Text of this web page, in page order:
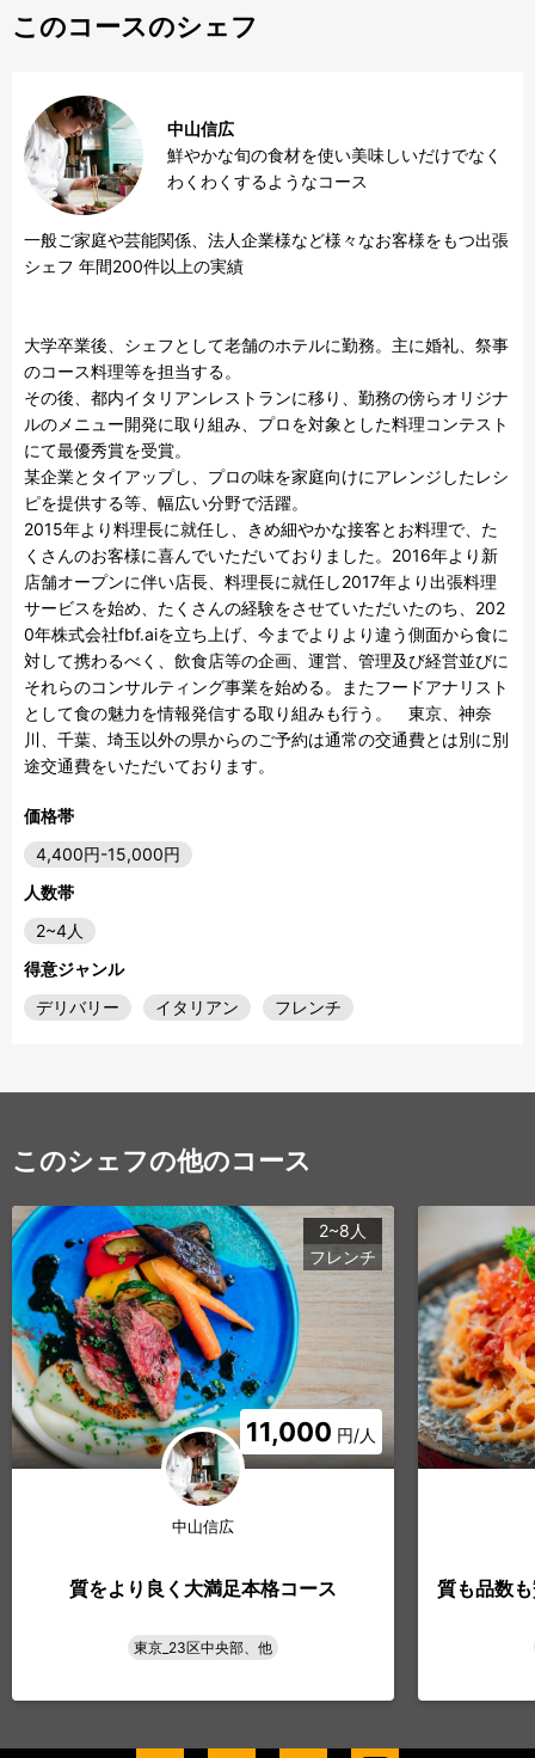
このコースのシェフ
中山信広
鮮やかな旬の食材を使い美味しいだけでなく
わくわくするようなコース
一般ご家庭や芸能関係、法人企業様など様々なお客様をもつ出張
シェフ 年間200件以上の実績
大学卒業後、シェフとして老舗のホテルに勤務。主に婚礼、祭事
のコース料理等を担当する。
その後、都内イタリアンレストランに移り、勤務の傍らオリジナ
ルのメニュー開発に取り組み、プロを対象とした料理コンテスト
にて最優秀賞を受賞。
某企業とタイアップし、プロの味を家庭向けにアレンジしたレシ
ピを提供する等、幅広い分野で活躍。
2015年より料理長に就任し、きめ細やかな接客とお料理で、た
くさんのお客様に喜んでいただいておりました。2016年より新
店舗オープンに伴い店長、料理長に就任し2017年より出張料理
サービスを始め、たくさんの経験をさせていただいたのち、202
0年株式会社fbf.aiを立ち上げ、今までよりより違う側面から食に
対して携わるべく、飲食店等の企画、運営、管理及び経営並びに
それらのコンサルティング事業を始める。またフードアナリスト
として食の魅力を情報発信する取り組みも行う。　東京、神奈
川、千葉、埼玉以外の県からのご予約は通常の交通費とは別に別
途交通費をいただいております。
価格帯
4,400円-15,000円
人数帯
2~4人
得意ジャンル
デリバリー
イタリアン フレンチ
このシェフの他のコース
11,000 円/人
2~8人
フレンチ
中山信広
質をより良く大満足本格コース
東京_23区中央部、他
質も品数